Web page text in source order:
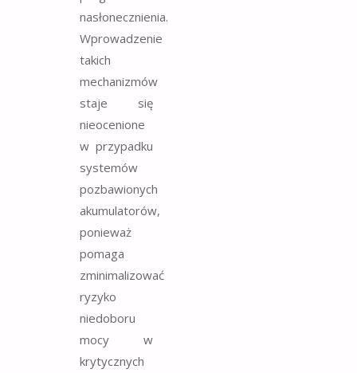
nasłonecznienia.
Wprowadzenie
takich
mechanizmów
staje się
nieocenione
w przypadku
systemów
pozbawionych
akumulatorów,
ponieważ
pomaga
zminimalizować
ryzyko
niedoboru
mocy w
krytycznych